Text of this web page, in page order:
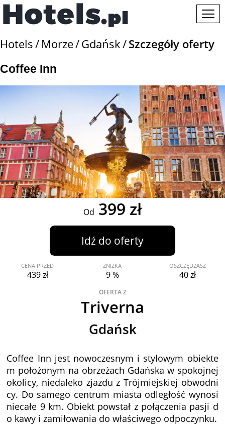
Hotels Morze Gdańsk Szczegóły oferty
Coffee Inn
Od 399 zł
Idź do oferty
CENA PRZED
439 zł
ZNIŻKA
9 %
OSZCZĘDZASZ
40 zł
OFERTA Z
Triverna
Gdańsk
Coffee Inn jest nowoczesnym i stylowym obiekte
m położonym na obrzeżach Gdańska w spokojnej
okolicy, niedaleko zjazdu z Trójmiejskiej obwodni
cy. Do samego centrum miasta odległość wynosi
niecałe 9 km. Obiekt powstał z połączenia pasji d
o kawy i zamiłowania do właściwego odpoczynku.